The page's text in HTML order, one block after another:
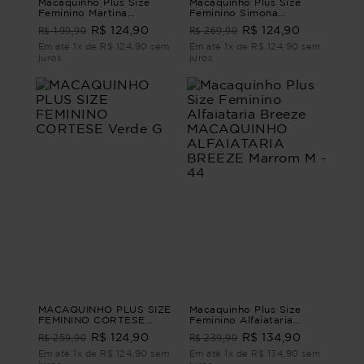
Feminino Martina
MACAQUINHO MARTINA
Marrom G1 - 48
R$ 199,90 R$ 124,90
Em até 1x de R$ 124,90 sem
juros
Feminino Simona
MACAQUINHO SIMONA
Azul G1 - 48
R$ 269,90 R$ 124,90
Em até 1x de R$ 124,90 sem
juros
MACAQUINHO PLUS SIZE
FEMININO CORTESE
R$ 259,90 R$ 124,90
Em até 1x de R$ 124,90 sem
Macaquinho Plus Size
Feminino Alfaiataria
Breeze MACAQUINHO
ALFAIATARIA BREEZE
Marrom M - 44
R$ 239,90 R$ 134,90
Em até 1x de R$ 134,90 sem